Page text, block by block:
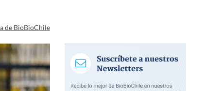
de BioBioChile